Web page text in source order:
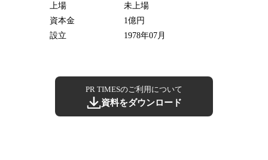
上場
未上場
資本金
1億円
設立
1978年07月
PR TIMESのご利用について
資料をダウンロード